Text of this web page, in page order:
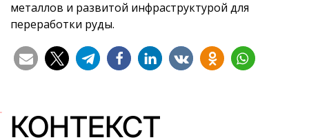
металлов и развитой инфраструктурой для
переработки руды.
КОНТЕКСТ